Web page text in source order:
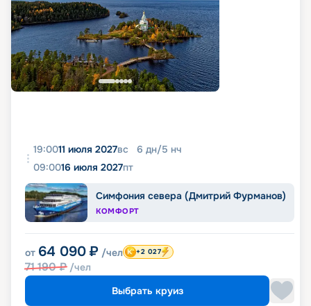
19:0011 июля 2027вс 6 дн/5 нч
09:0016 июля 2027пт
Симфония севера (Дмитрий Фурманов)
КОМФОРТ
от 64 090 ₽ /чел
71 190₽ /чел
+2 027
Выбрать круиз